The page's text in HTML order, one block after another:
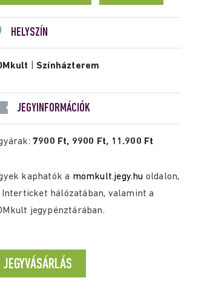
HELYSZÍN
|Színházterem
JEGYINFORMÁCIÓK
7900 Ft, 9900 Ft, 11.900 Ft
kaphatók a momkult.jegy.hu oldalon,
Interticket hálózatában, valamint a
jegypénztárában.
JEGYVÁSÁRLÁS